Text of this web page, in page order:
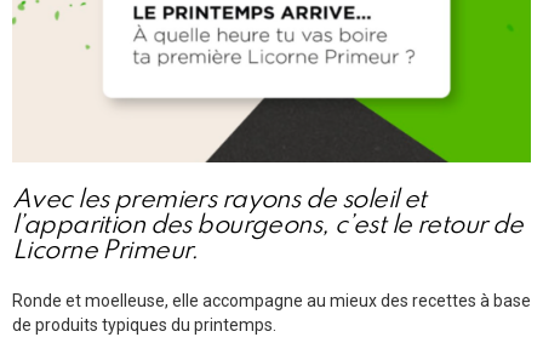
Avec les premiers rayons de soleil et
l’apparition des bourgeons, c’est le retour de
Licorne Primeur.
Ronde et moelleuse, elle accompagne au mieux des recettes à base
de produits typiques du printemps.